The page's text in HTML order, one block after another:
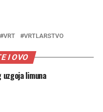
VRT VRTLARSTVO
I OVO
uzgoja limuna